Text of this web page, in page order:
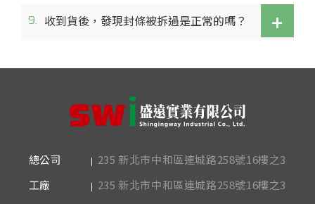
9. 收到貨後，發現封條被拆過是正常的嗎？ +
總公司
235 新北市中和區連城路258號16樓之3
工廠
235 新北市中和區連城路258號16樓之3